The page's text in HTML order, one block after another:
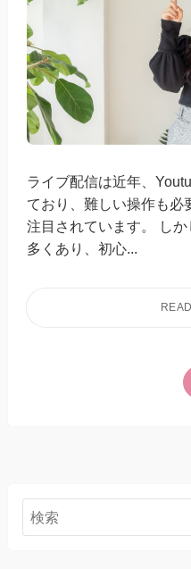
ライブ配信は近年、
ており、難しい操作も必
注目されています。 し
多くあり、初心...